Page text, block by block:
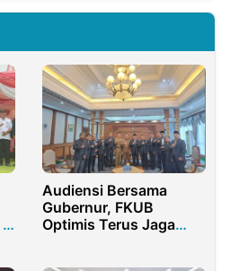
Audiensi Bersama
Gubernur, FKUB
Optimis Terus Jaga